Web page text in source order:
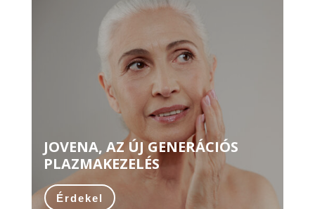
JOVENA, AZ ÚJ GENERÁCIÓS
PLAZMAKEZELÉS
Érdekel